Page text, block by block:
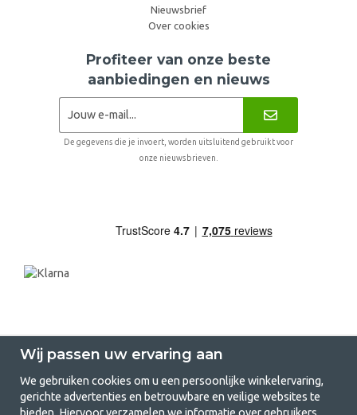
Nieuwsbrief
Over cookies
Profiteer van onze beste
aanbiedingen en nieuws
De gegevens die je invoert, worden uitsluitend gebruikt voor
onze nieuwsbrieven.
GetCamping.nl - Jouw winkel voor
Wij passen uw ervaring aan
We gebruiken cookies om u een persoonlijke winkelervaring,
gerichte advertenties en betrouwbare en veilige websites te